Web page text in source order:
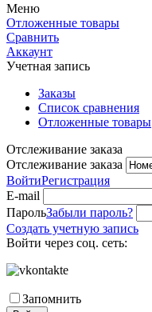
Меню
Отложенные товары
Сравнить
Аккаунт
Учетная запись
Заказы
Список сравнения
Отложенные товары
Отслеживание заказа
Отслеживание заказа
ВойтиРегистрация
E-mail
ПарольЗабыли пароль?
Создать учетную запись
Войти через соц. сеть:
Запомнить